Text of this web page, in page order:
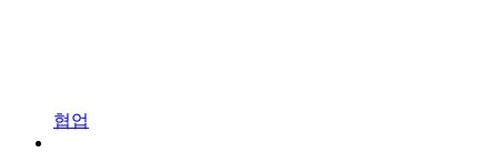
협업